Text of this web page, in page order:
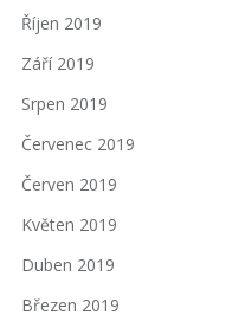
Říjen 2019
Září 2019
Srpen 2019
Červenec 2019
Červen 2019
Květen 2019
Duben 2019
Březen 2019